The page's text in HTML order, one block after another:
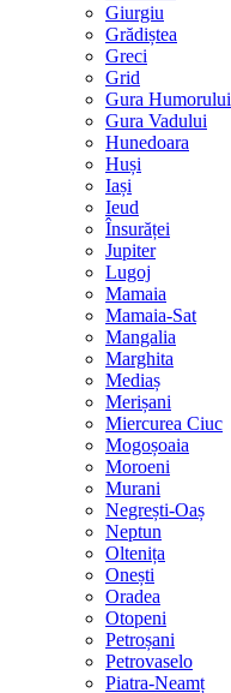
Giurgiu
Grădiștea
Greci
Grid
Gura Humorului
Gura Vadului
Hunedoara
Huși
Iași
Ieud
Însurăței
Jupiter
Lugoj
Mamaia
Mamaia-Sat
Mangalia
Marghita
Mediaș
Merișani
Miercurea Ciuc
Mogoșoaia
Moroeni
Murani
Negrești-Oaș
Neptun
Oltenița
Onești
Oradea
Otopeni
Petroșani
Petrovaselo
Piatra-Neamț